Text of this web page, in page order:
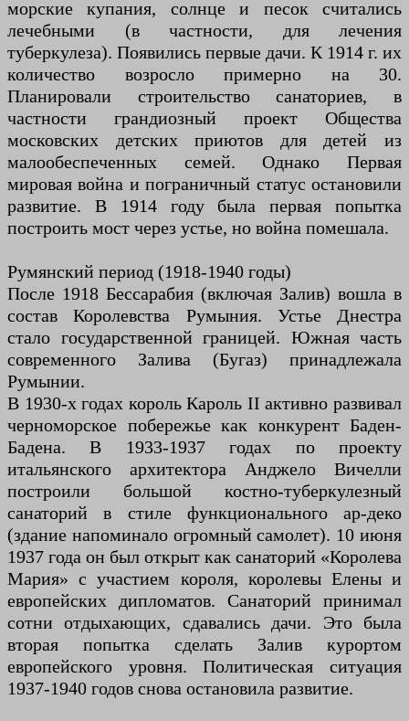
морские купания, солнце и песок считались
лечебными (в частности, для лечения
туберкулеза). Появились первые дачи. К 1914 г. их
количество возросло примерно на 30.
Планировали строительство санаториев, в
частности грандиозный проект Общества
московских детских приютов для детей из
малообеспеченных семей. Однако Первая
мировая война и пограничный статус остановили
развитие. В 1914 году была первая попытка
построить мост через устье, но война помешала.
Румянский период (1918-1940 годы)
После 1918 Бессарабия (включая Залив) вошла в
состав Королевства Румыния. Устье Днестра
стало государственной границей. Южная часть
современного Залива (Бугаз) принадлежала
Румынии.
В 1930-х годах король Кароль II активно развивал
черноморское побережье как конкурент Баден-
Бадена. В 1933-1937 годах по проекту
итальянского архитектора Анджело Вичелли
построили большой костно-туберкулезный
санаторий в стиле функционального ар-деко
(здание напоминало огромный самолет). 10 июня
1937 года он был открыт как санаторий «Королева
Мария» с участием короля, королевы Елены и
европейских дипломатов. Санаторий принимал
сотни отдыхающих, сдавались дачи. Это была
вторая попытка сделать Залив курортом
европейского уровня. Политическая ситуация
1937-1940 годов снова остановила развитие.